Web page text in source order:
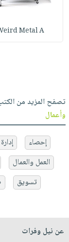
Metal A
تصفح المزيد من
وأعمال
إحصاء
العمل والعمال
تسويق
عن نيل وفرات